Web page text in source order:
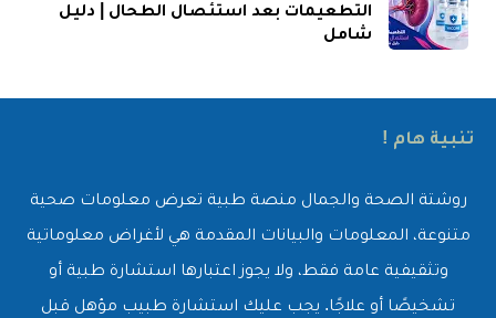
التطعيمات بعد استئصال الطحال | دليل
شامل
تنبية هام !
روشتة الصحة والجمال منصة طبية تعرض معلومات صحية
متنوعة، المعلومات والبيانات المقدمة هي لأغراض معلوماتية
وتثقيفية عامة فقط، ولا يجوز اعتبارها استشارة طبية أو
تشخيصًا أو علاجًا. يجب عليك استشارة طبيب مؤهل قبل